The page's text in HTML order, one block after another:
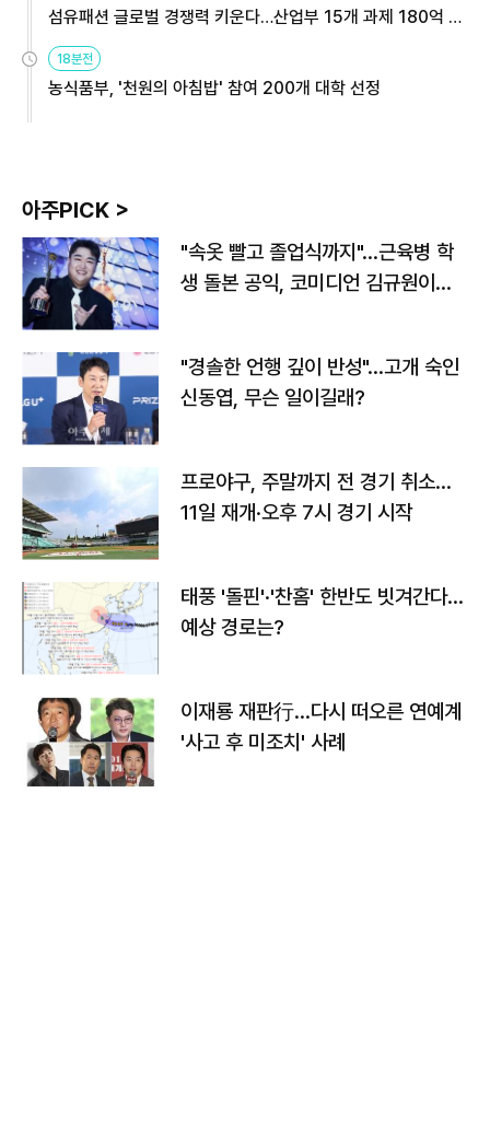
섬유패션 글로벌 경쟁력 키운다…산업부 15개 과제 180억 지
18분전
농식품부, '천원의 아침밥' 참여 200개 대학 선정
아주PICK >
"속옷 빨고 졸업식까지"…근육병 학
생 돌본 공익, 코미디언 김규원이었
"경솔한 언행 깊이 반성"…고개 숙인
신동엽, 무슨 일이길래?
프로야구, 주말까지 전 경기 취소…
11일 재개·오후 7시 경기 시작
태풍 '돌핀'·'찬홈' 한반도 빗겨간다…
예상 경로는?
이재룡 재판行…다시 떠오른 연예계
'사고 후 미조치' 사례